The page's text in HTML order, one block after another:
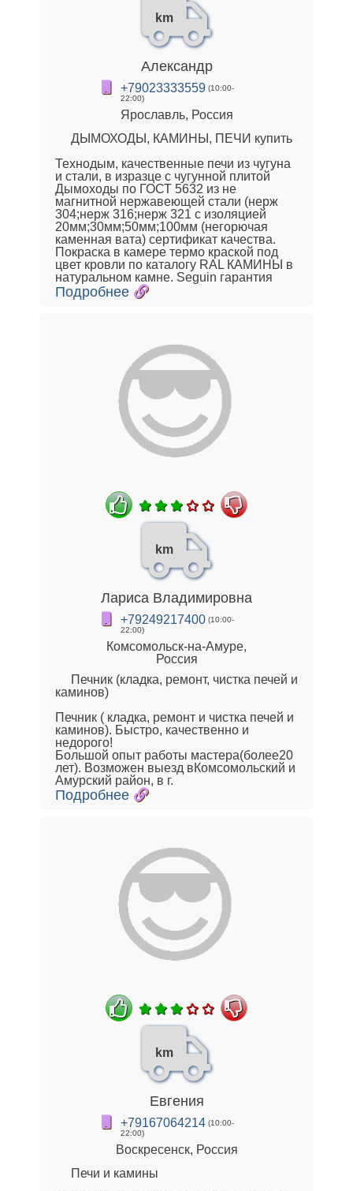
km
Александр
+79023333559 (10:00-
22:00)
Ярославль, Россия
ДЫМОХОДЫ, КАМИНЫ, ПЕЧИ купить
Технодым, качественные печи из чугуна
и стали, в изразце с чугунной плитой
Дымоходы по ГОСТ 5632 из не
магнитной нержавеющей стали (нерж
304;нерж 316;нерж 321 с изоляцией
20мм;30мм;50мм;100мм (негорючая
каменная вата) сертификат качества.
Покраска в камере термо краской под
цвет кровли по каталогу RAL КАМИНЫ в
натуральном камне. Seguin гарантия
Подробнее
km
Лариса Владимировна
+79249217400 (10:00-
22:00)
Комсомольск-на-Амуре,
Россия
Печник (кладка, ремонт, чистка печей и
каминов)
Печник ( кладка, ремонт и чистка печей и
каминов). Быстро, качественно и
недорого!
Большой опыт работы мастера(более20
лет). Возможен выезд вКомсомольский и
Амурский район, в г.
Подробнее
km
Евгения
+79167064214 (10:00-
22:00)
Воскресенск, Россия
Печи и камины